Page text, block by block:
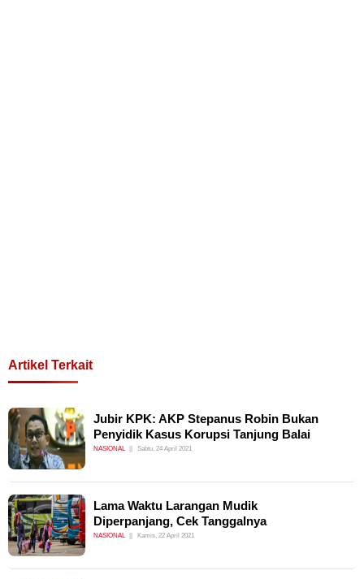
Artikel Terkait
Jubir KPK: AKP Stepanus Robin Bukan
Penyidik Kasus Korupsi Tanjung Balai
NASIONAL Sabtu, 24 April 2021
Lama Waktu Larangan Mudik
Diperpanjang, Cek Tanggalnya
NASIONAL Kamis, 22 April 2021